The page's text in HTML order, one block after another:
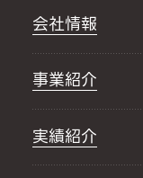
会社情報
事業紹介
実績紹介